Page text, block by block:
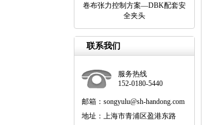
卷布张力控制方案—DBK配套安
全夹头
联系我们
服务热线
152-0180-5440
邮箱：songyulu@sh-handong.com
地址：上海市青浦区盈港东路